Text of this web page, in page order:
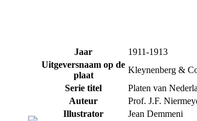
Jaar
1911-1913
Uitgeversnaam op de
plaat
Kleynenberg &
Serie titel
Platen van
Auteur
Prof. J.F.
Illustrator
Jean Demmeni